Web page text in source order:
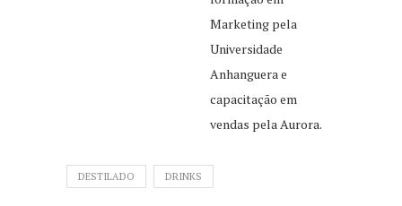
Marketing pela
Universidade
Anhanguera e
capacitação em
vendas pela Aurora.
DESTILADO DRINKS